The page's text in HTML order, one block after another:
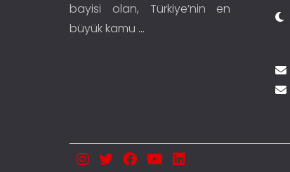
bayisi olan, Türkiye’nin en
büyük kamu ...